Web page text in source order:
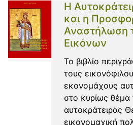
Η
και η
Αναστήλωση
Εικόνων
Το βιβλίο
τους
εκονομάχους
στο κυρίως θέμα
αυτοκράτειρας
εικονομαχική